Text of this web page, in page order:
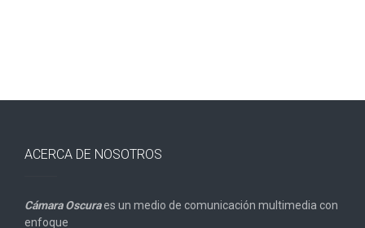
ACERCA DE NOSOTROS
Cámara Oscuraes un medio de comunicación multimedia con
enfoque